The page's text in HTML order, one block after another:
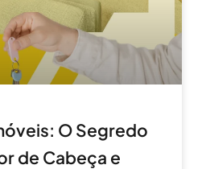
O Segredo
de Cabeça e